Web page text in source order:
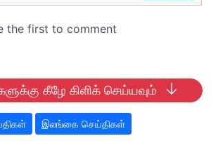
கீழே கிளிக் செய்யவும்
இலங்கை செய்திகள்